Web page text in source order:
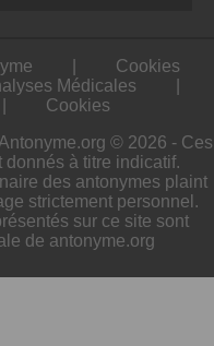
Cookies
Médicales
Cookies
© 2026 - Ces
à titre indicatif.
des antonymes plaint
strictement personnel.
sur ce site sont
de antonyme.org